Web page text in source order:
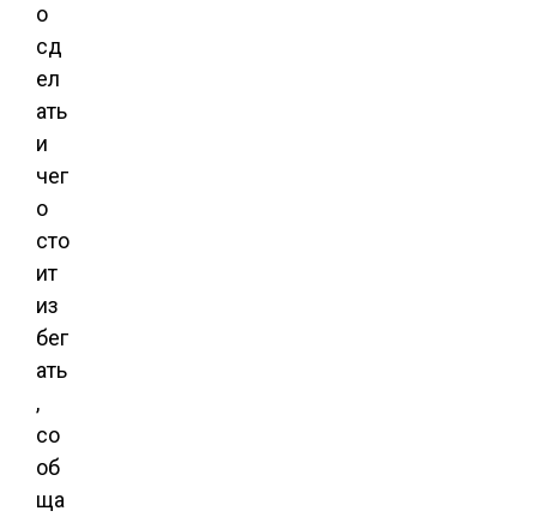
о
сд
ел
ать
и
чег
о
сто
ит
из
бег
ать
,
со
об
ща